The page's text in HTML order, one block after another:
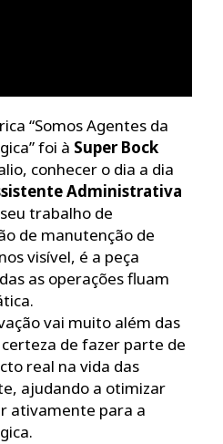
“Somos Agentes da
foi à Super Bock
conhecer o dia a dia
Administrativa
trabalho de
de manutenção de
visível, é a peça
as operações fluam
vai muito além das
de fazer parte de
real na vida das
ajudando a otimizar
ativamente para a